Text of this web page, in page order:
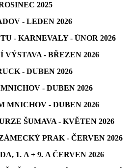
2025
- LEDEN 2026
- KARNEVALY - ÚNOR 2026
- BŘEZEN 2026
- DUBEN 2026
- DUBEN 2026
MNICHOV - DUBEN 2026
ŠUMAVA - KVĚTEN 2026
PRAK - ČERVEN 2026
1. A + 9. A ČERVEN 2026